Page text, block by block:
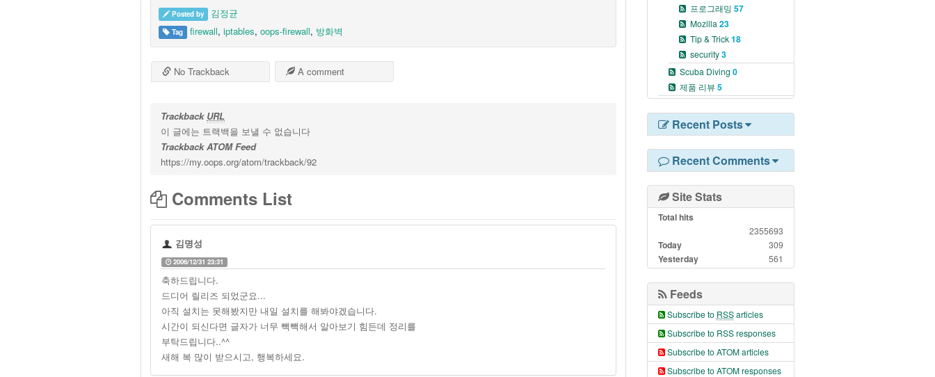
Posted by 김정균
Tag firewall, iptables, oops-firewall, 방화벽
No Trackback A comment
Trackback URL
이 글에는 트랙백을 보낼 수 없습니다
Trackback ATOM Feed
https://my.oops.org/atom/trackback/92
Comments List
김명성
2006/12/31 23:31
축하드립니다.
드디어 릴리즈 되었군요...
아직 설치는 못해봤지만 내일 설치를 해봐야겠습니다.
시간이 되신다면 글자가 너무 빽빽해서 알아보기 힘든데 정리를
부탁드립니다..^^
새해 복 많이 받으시고, 행복하세요.
프로그래밍 57
Mozilla 23
Tip & Trick18
security3
Scuba Diving 0
제품 리뷰 5
Recent Posts
Recent Comments
Site Stats
Total hits
2355693
Today 309
Yesterday 561
Feeds
Subscribe to RSSarticles
Subscribe to RSS responses
Subscribe to ATOM articles
Subscribe to ATOM responses